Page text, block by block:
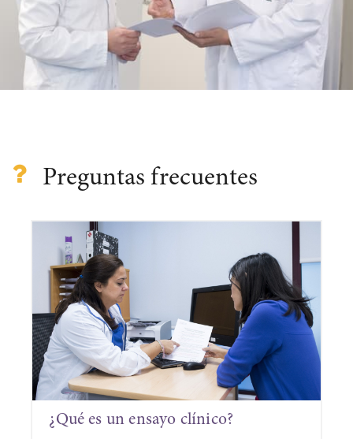
Preguntas frecuentes
¿Qué es un ensayo clínico?